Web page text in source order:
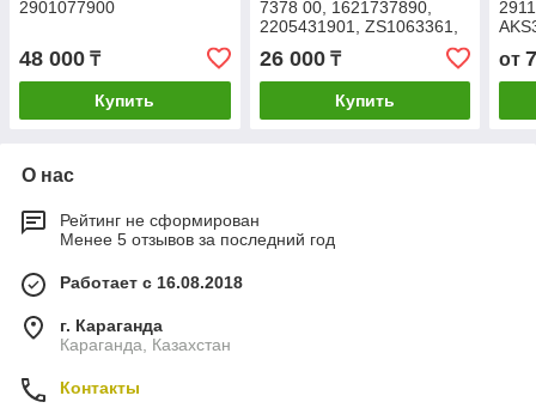
2901077900
48 000 ₸
Купить
7378 00, 1621737890,
2205431901, ZS1063361,
2205431900, 3001531112,
A004425274, TGO514
26 000₸
Купить
от
О нас
Рейтинг не сформирован
Менее 5 отзывов за последний год
Работает с 16.08.2018
г. Караганда
Караганда, Казахстан
Контакты